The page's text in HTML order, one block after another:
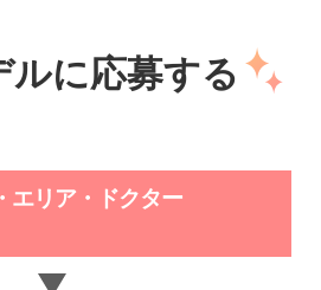
ルに応募する
エリア・ドクター